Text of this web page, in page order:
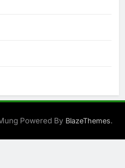
Powered By BlazeThemes.